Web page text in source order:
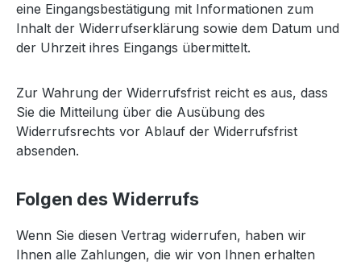
eine Eingangsbestätigung mit Informationen zum
Inhalt der Widerrufserklärung sowie dem Datum und
der Uhrzeit ihres Eingangs übermittelt.
Zur Wahrung der Widerrufsfrist reicht es aus, dass
Sie die Mitteilung über die Ausübung des
Widerrufsrechts vor Ablauf der Widerrufsfrist
absenden.
Folgen des Widerrufs
Wenn Sie diesen Vertrag widerrufen, haben wir
Ihnen alle Zahlungen, die wir von Ihnen erhalten